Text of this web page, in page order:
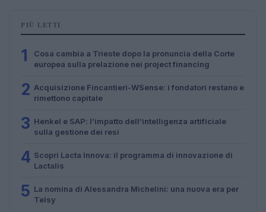
PIÙ LETTI
1
Cosa cambia a Trieste dopo la pronuncia della Corte
europea sulla prelazione nei project financing
2 Acquisizione Fincantieri-WSense: i fondatori restano e
rimettono capitale
3 Henkel e SAP: l’impatto dell’intelligenza artificiale
sulla gestione dei resi
4 Scopri Lacta Innova: il programma di innovazione di
Lactalis
5 La nomina di Alessandra Michelini: una nuova era per
Telsy